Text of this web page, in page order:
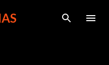
principal